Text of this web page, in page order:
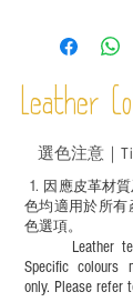
－ 植鞣皮革
成後定期在
鼠油等；
適合六歲以下
必須由成年人
Leather
1. ​ 因應皮革材
色均適用於所有
色選項。
Leather
Specific colours
only. Please refer
選色注意｜